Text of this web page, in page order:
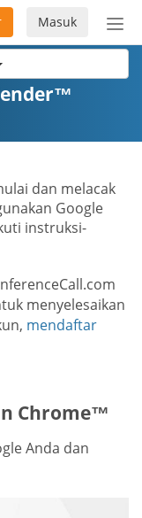
Masuk
dan melacak
Google
instruksi-
menyelesaikan
mendaftar
Chrome™
Anda dan